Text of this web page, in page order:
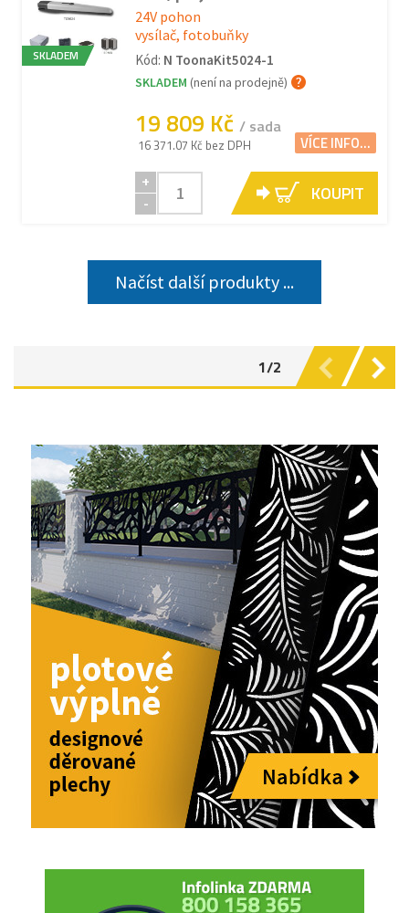
SKLADEM
24V pohon
vysílač, fotobuňky
Kód: N ToonaKit5024-1
SKLADEM (není na prodejně)
19 809 Kč / sada
16 371.07 Kč bez DPH VÍCE INFO...
+
-
KOUPIT
Načíst další produkty ...
1/2